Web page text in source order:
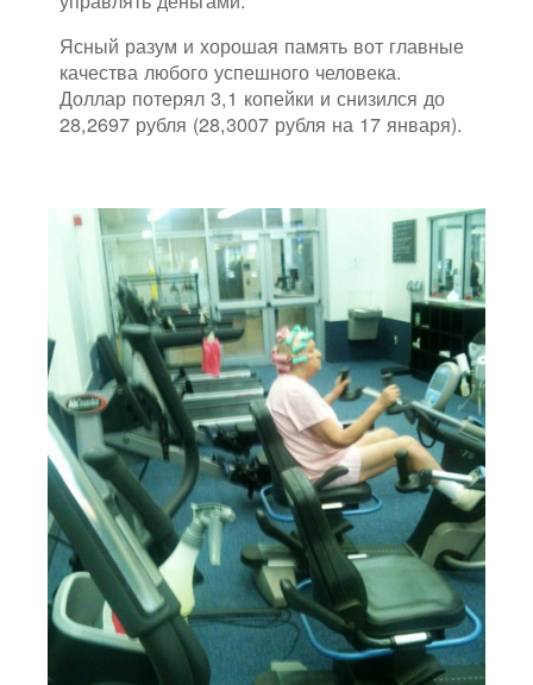
Ясный разум и хорошая память вот главные
качества любого успешного человека.
Доллар потерял 3,1 копейки и снизился до
28,2697 рубля (28,3007 рубля на 17 января).